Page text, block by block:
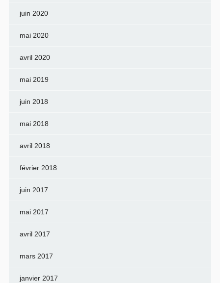
juin 2020
mai 2020
avril 2020
mai 2019
juin 2018
mai 2018
avril 2018
février 2018
juin 2017
mai 2017
avril 2017
mars 2017
janvier 2017